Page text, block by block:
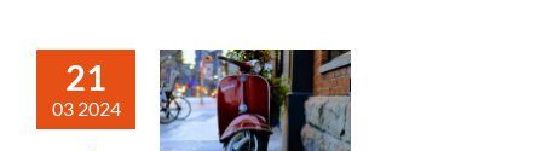
21
03 2024